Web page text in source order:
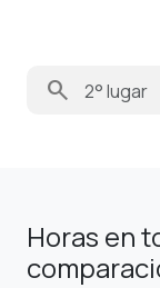
search
Horas en